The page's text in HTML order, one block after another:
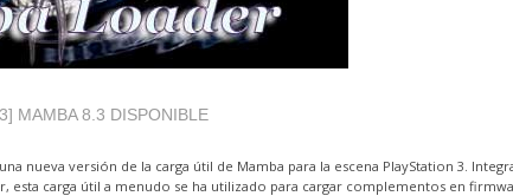
MAMBA 8.3 DISPONIBLE
nueva versión de la carga útil de Mamba para la escena PlayStation 3.
esta carga útil a menudo se ha utilizado para cargar complementos en